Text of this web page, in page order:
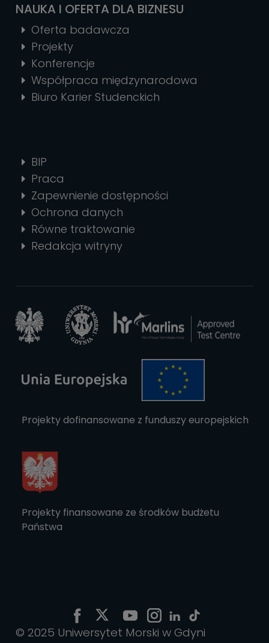
NAUKA I OFERTA DLA BIZNESU
Oferta badawcza
Projekty
Konferencje
Współpraca międzynarodowa
Biuro Karier Studenckich
BIP
Praca
Zapewnienie dostępności
Ochrona danych
Równe traktowanie
Redakcja witryny
Projekty dofinansowane z funduszy europejskich
Projekty finansowane ze środków budżetu
Państwa
© 2025 Uniwersytet Morski w Gdyni